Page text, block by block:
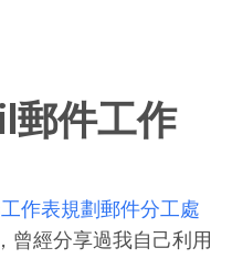
郵件工作
作表規劃郵件分工處
曾經分享過我自己利用